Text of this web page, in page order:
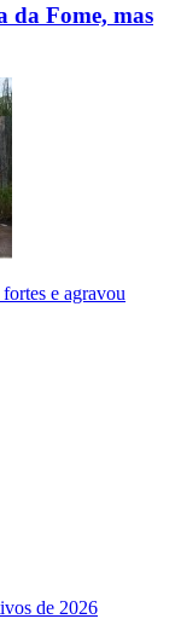
da Fome, mas
e agravou
de 2026